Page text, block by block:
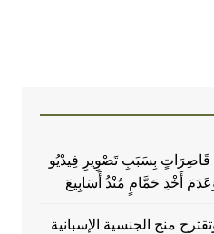
قَاصِرَاتٍ بِسَبَبِ تَصْوِيرِ فِيدْيُو
أَخْذِ حَمَّامٍ مُنْذُ أَسَابِيعَ
منح الجنسية الإسبانية